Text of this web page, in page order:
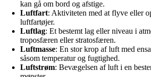
kan gå om bord og afstige.
Luftfart: Aktiviteten med at flyve eller
luftfartøjer.
Luftlag: Et bestemt lag eller niveau i
troposfæren eller stratosfæren.
Luftmasse: En stor krop af luft med
såsom temperatur og fugtighed.
Luftstrøm: Bevægelsen af luft i en